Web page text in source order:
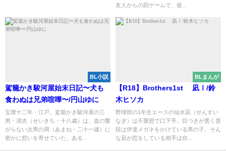
友人からの罰ゲームで、仮...
BL小説
駕籠かき駿河屋始末日記〜犬も
食わぬは兄弟喧嘩〜/円山ゆに
宝暦十二年・江戸。駕籠かき駿河屋の三
男・清吉（せいきち・十八歳）は、血の繋
がらない次男の周（あまね・二十一歳）に
密かに想いを寄せていた。ある...
BLまんが
【R18】Brothers1st 凪Ⅰ/鈴
木ヒソカ
野球部の1年生エースの仙水凪（せんすい
なぎ）は不愛想で口下手、目つきが悪く普
段は伊達メガネをかけている男の子。そん
な凪が恋をしている相手は自...